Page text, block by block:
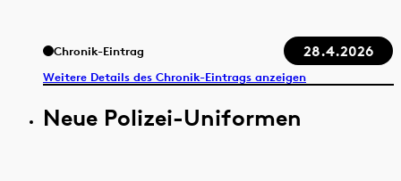
Chronik-Eintrag 28.4.2026
Weitere Details des Chronik-Eintrags anzeigen
Neue Polizei-Uniformen